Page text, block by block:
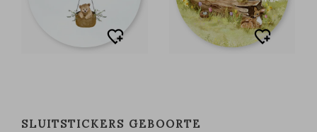
SLUITSTICKERS GEBOORTE